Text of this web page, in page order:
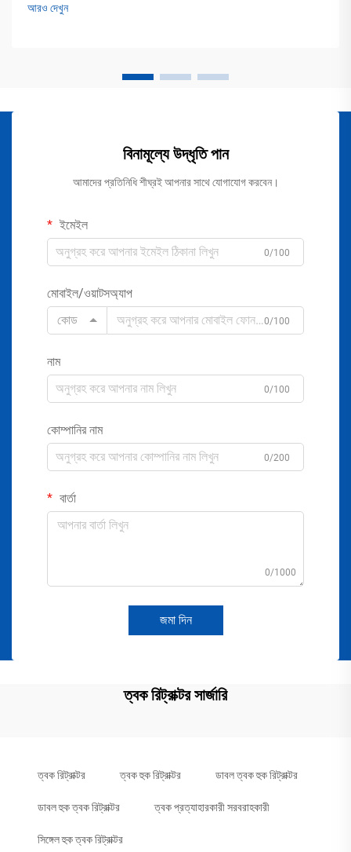
আরও দেখুন
বিনামূল্যে উদ্ধৃতি পান
আমাদের প্রতিনিধি শীঘ্রই আপনার সাথে যোগাযোগ করবেন।
ইমেইল
0/100
মোবাইল/ওয়াটসঅ্যাপ
কোড
0/100
নাম
0/100
কোম্পানির নাম
0/200
বার্তা
0/1000
জমা দিন
ত্বক রিট্রাক্টর সার্জারি
ত্বক রিট্রাক্টর ত্বক হুক রিট্রাক্টর ডাবল ত্বক হুক রিট্রাক্টর
ডাবল হুক ত্বক রিট্রাক্টর ত্বক প্রত্যাহারকারী সরবরাহকারী
সিঙ্গেল হুক ত্বক রিট্রাক্টর